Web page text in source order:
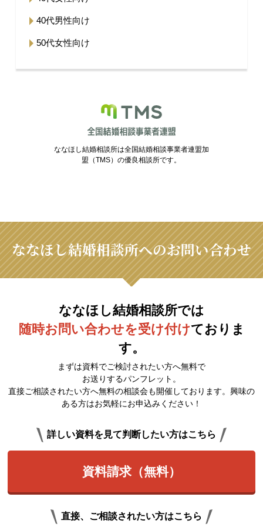
40代男性向け
50代女性向け
ななほし結婚相談所は全国結婚相談事業者連盟加
盟（TMS）の優良相談所です。
ななほし結婚相談所へのお問い合わせ
ななほし結婚相談所では
随時お問い合わせを受け付けておりま
す。
まずは資料でご検討されたい方へ無料で
お送りするパンフレット。
直接ご相談されたい方へ無料の相談会も開催しております。興味の
ある方はお気軽にお申込みください！
詳しい資料を見て判断したい方はこちら
資料請求（無料）
直接、ご相談されたい方はこちら